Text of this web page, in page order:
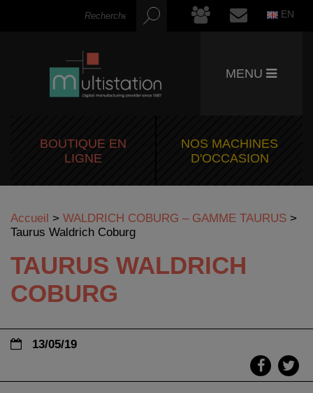
EN
MENU
BOUTIQUE EN
LIGNE
NOS MACHINES
D'OCCASION
Accueil > WALDRICH COBURG – GAMME TAURUS >
Taurus Waldrich Coburg
TAURUS WALDRICH
COBURG
13/05/19